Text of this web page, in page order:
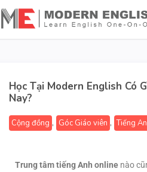
Học Tại Modern English Có
Nay?
Cộng đồng , Góc Giáo viên , Tiếng
Trung tâm tiếng Anh online nào